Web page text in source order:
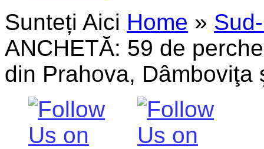
Sunteți Aici Home »
ANCHETĂ: 59 de
din Prahova, Dâmboviţa